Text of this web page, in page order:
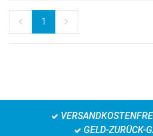
1
GELD-ZURÜCK-